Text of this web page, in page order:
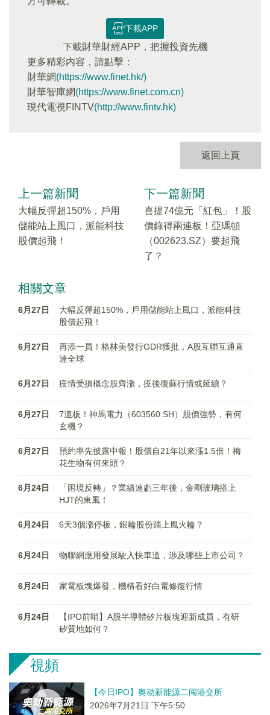
下載APP
下載財華財經APP，把握投資先機
更多精彩内容，請點擊：
財華網(https://www.finet.hk/)
財華智庫網(https://www.finet.com.cn)
現代電視FINTV(http://www.fintv.hk)
返回上頁
上一篇新聞
大幅反彈超150%，戶用
儲能站上風口，派能科技
股價起飛！
下一篇新聞
喜提74億元「紅包」！股
價錄得兩連板！亞瑪頓
（002623.SZ）要起飛
了？
相關文章
6月27日
大幅反彈超150%，戶用儲能站上風口，派能科技
股價起飛！
6月27日
再添一員！格林美發行GDR獲批，A股互聯互通直
達全球
6月27日 疫情受損概念股齊漲，疫後復蘇行情或延續？
6月27日
7連板！神馬電力（603560.SH）股價強勢，有何
玄機？
6月27日
預約率先披露中報！股價自21年以來漲1.5倍！梅
花生物有何來頭？
6月24日
「困境反轉」？業績連虧三年後，金剛玻璃搭上
HJT的東風！
6月24日 6天3個漲停板，銀輪股份踏上風火輪？
6月24日 物聯網應用發展駛入快車道，涉及哪些上市公司？
6月24日 家電板塊爆發，機構看好白電修復行情
6月24日
【IPO前哨】A股半導體矽片板塊迎新成員，有研
矽質地如何？
視頻
【今日IPO】奥动新能源二闯港交所
2026年7月21日 下午5:50